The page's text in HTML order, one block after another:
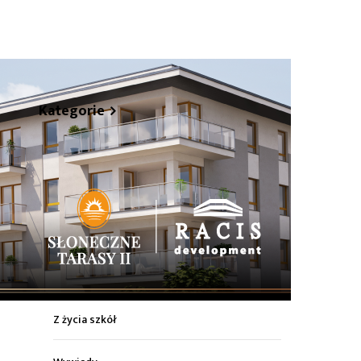
Kategorie
Z życia miasta
Sport
Kultura
Wiadomości z regionu
Z życia szkół